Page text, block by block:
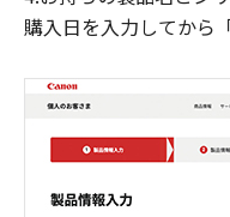
購入日を入力してから